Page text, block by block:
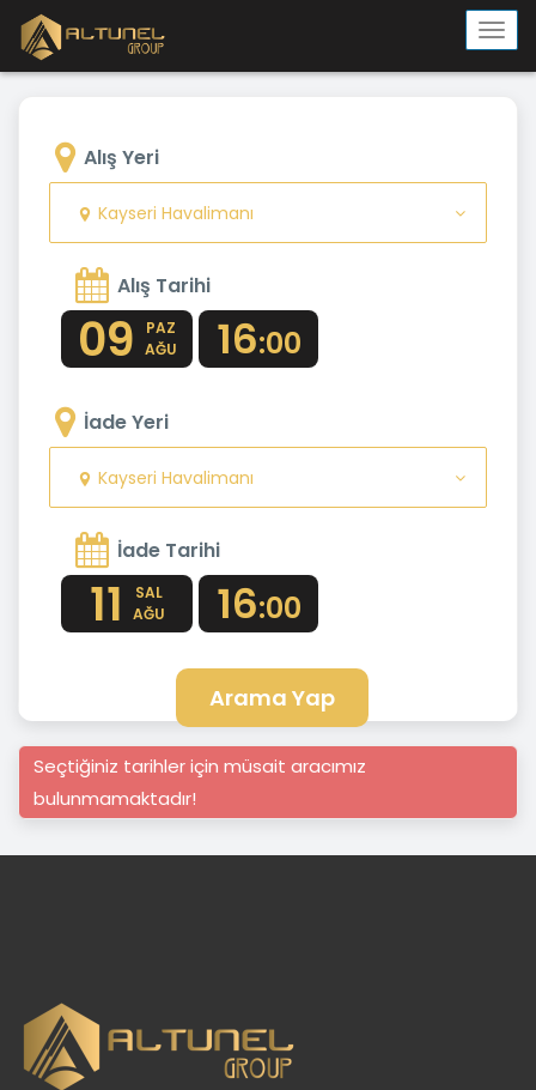
Alış Yeri
Kayseri Havalimanı
Alış Tarihi
09
PAZ
AĞU
16:00
İade Yeri
Kayseri Havalimanı
İade Tarihi
11
SAL
AĞU
16:00
Arama Yap
Seçtiğiniz tarihler için müsait aracımız
bulunmamaktadır!